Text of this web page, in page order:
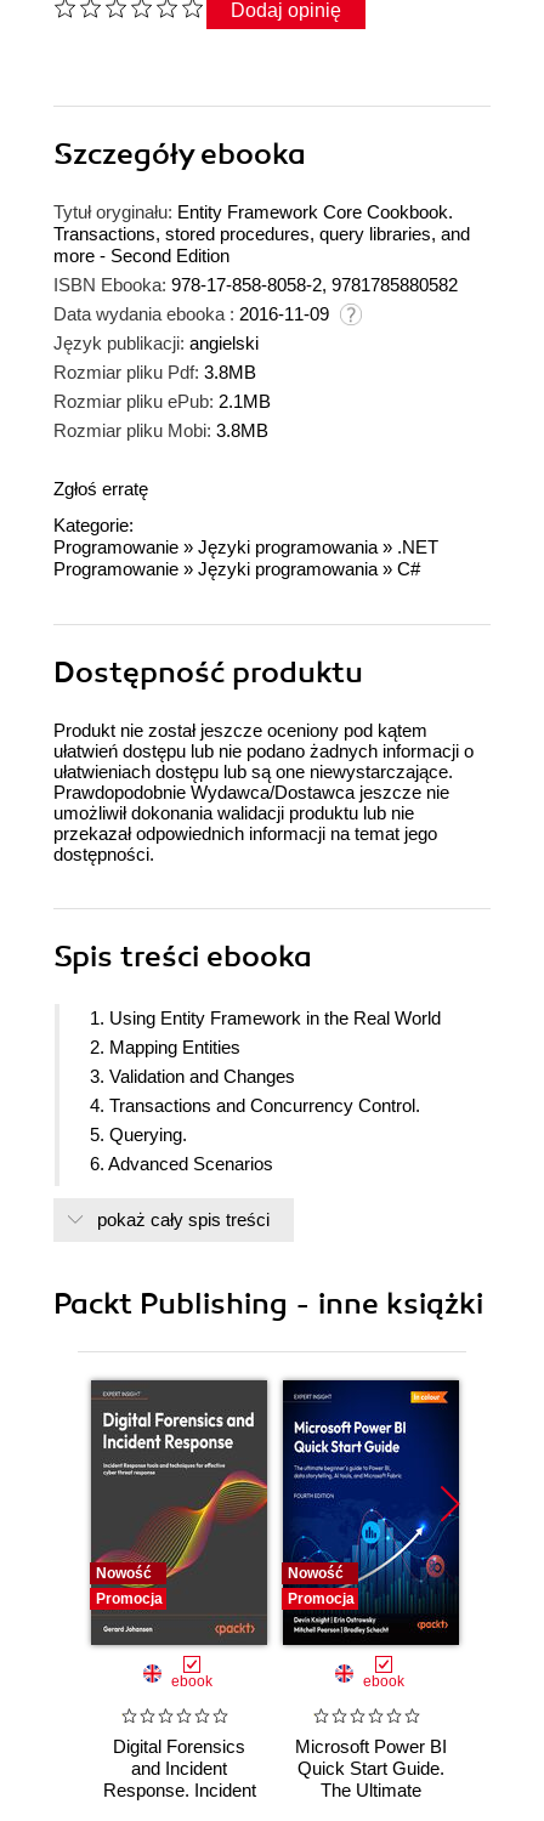
Dodaj opinię
Szczegółyebooka
Tytuł oryginału: Entity Framework Core Cookbook.
Transactions, stored procedures, query libraries, and
more - Second Edition
ISBN Ebooka: 978-17-858-8058-2, 9781785880582
Data wydania ebooka : 2016-11-09
Język publikacji: angielski
Rozmiar pliku Pdf: 3.8MB
Rozmiar pliku ePub: 2.1MB
Rozmiar pliku Mobi: 3.8MB
Zgłoś erratę
Kategorie:
Programowanie » Języki programowania » .NET
Programowanie » Języki programowania » C#
Dostępność produktu
Produkt nie został jeszcze oceniony pod kątem
ułatwień dostępu lub nie podano żadnych informacji o
ułatwieniach dostępu lub są one niewystarczające.
Prawdopodobnie Wydawca/Dostawca jeszcze nie
umożliwił dokonania walidacji produktu lub nie
przekazał odpowiednich informacji na temat jego
dostępności.
Spis treści ebooka
1. Using Entity Framework in the Real World
2. Mapping Entities
3. Validation and Changes
4. Transactions and Concurrency Control.
5. Querying.
6. Advanced Scenarios
8. Appendix: Pitfalls
pokaż cały spis treści
Packt Publishing - inne książki
Nowość
Promocja
ebook
Digital Forensics
and Incident
Response. Incident
Nowość
Promocja
ebook
Microsoft Power BI
Quick Start Guide.
The Ultimate